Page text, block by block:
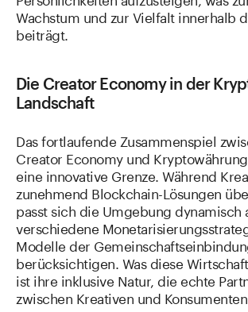
Wachstum und zur Vielfalt innerhalb
beiträgt.
Die Creator Economy in der
Landschaft
Das fortlaufende Zusammenspiel
Creator Economy und
eine innovative Grenze. Während
zunehmend Blockchain-Lösungen
passt sich die Umgebung dynamisch
verschiedene
Modelle der
berücksichtigen. Was diese
ist ihre inklusive Natur, die echte
zwischen Kreativen und